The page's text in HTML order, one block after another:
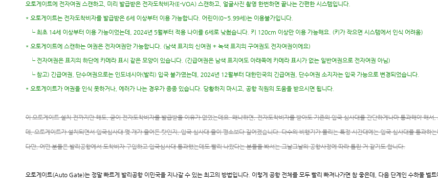
오토게이트에 전자여권 스캔하고, 미리 발급받은 전자도착비자(E-VOA) 스캔하고, 얼굴사진 촬영 한번하면 끝나는 간편한 시스템입니다.
* 오토게이트는 전자도착비자를 발급받은 6세 이상부터 이용 가능합니다. 어린이(0~5.99세)는 이용불가입니다.
└ 최초 14세 이상부터 이용 가능이었는데, 2024년 5월부터 적용 나이를 6세로 낮췄습니다. 키 120cm 이상만 이용 가능해요. (키가 작으면 시스템에서 인식 어려움)
* 오토게이트에 스캔하는 여권은 전자여권만 가능합니다. (남색 표지의 신여권 + 녹색 표지의 구여권도 전자여권이에요)
└ 전자여권은 표지의 하단에 카메라 표시 같은 모양이 있습니다. (긴급여권은 남색 표지여도 아래쪽에 카메라 표시가 없는 일반여권으로 전자여권 아님)
└ 참고) 긴급여권, 단수여권으로는 인도네시아(발리) 입국 불가였는데, 2024년 12월부터 대한민국의 긴급여권, 단수여권 소지자는 입국 가능으로 변경되었습니다.
* 오토게이트가 여권을 인식 못하거나, 에러가 나는 경우가 종종 있습니다. 당황하지 마시고, 공항 직원의 도움을 받으시면 됩니다.
이 오토게이트 설치 전까지만 해도, 굳이 전자도착비자를 발급받을 이유가 없었는데요. 왜냐하면, 전자도착비자를 받아도 기존의 입국 심사대를 간단하게나마 통과해야 해
데, 오토게이트가 설치되면서 입국심사대 몇 개가 줄어든 탓인지, 입국 심사대 줄이 평소보다 길어졌습니다. 다수의 비행기가 몰리는 특정 시간대에는 입국 심사대를 통과하
다만, 어떤 분들은 발리공항에서 도착비자 구입하고 입국심사대 통과했는데도 빨리 나왔다는 분들을 봐서는 그날그날의 공항사정에 따라 틀린 거 같기도 합니다.
오토게이트(Auto Gate)는 정말 빠르게 발리공항 이민국을 지나갈 수 있는 최고의 방법입니다. 이렇게 공항 전체를 모두 빨리 빠져나가면 참 좋은데, 다음 단계인 수하물 벨